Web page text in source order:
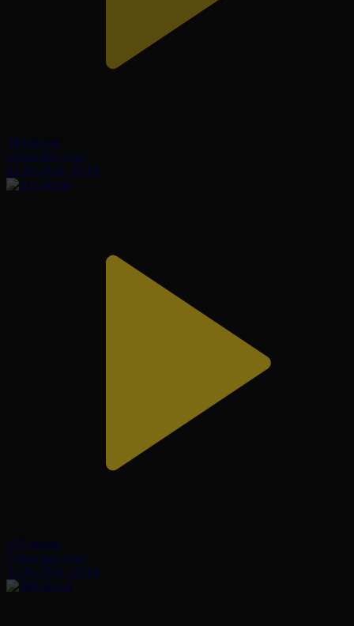
310-бөлім
Сезім мен серт
01.08.2026, 20:10
312-бөлім
Сезім мен серт
02.08.2026, 20:10